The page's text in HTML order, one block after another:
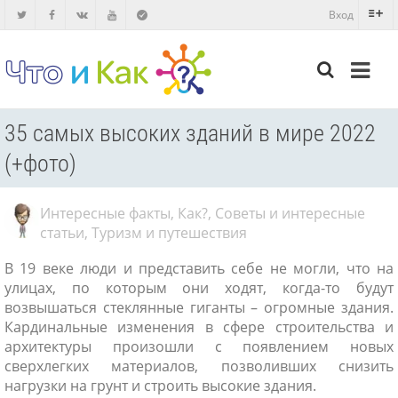
Вход
35 самых высоких зданий в мире 2022
(+фото)
Интересные факты, Как?, Советы и интересные
статьи, Туризм и путешествия
В 19 веке люди и представить себе не могли, что на
улицах, по которым они ходят, когда-то будут
возвышаться стеклянные гиганты – огромные здания.
Кардинальные изменения в сфере строительства и
архитектуры произошли с появлением новых
сверхлегких материалов, позволивших снизить
нагрузки на грунт и строить высокие здания.